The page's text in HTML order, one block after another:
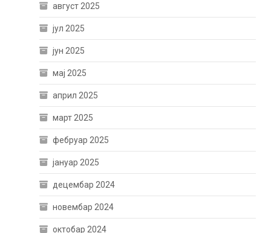
август 2025
јул 2025
јун 2025
мај 2025
април 2025
март 2025
фебруар 2025
јануар 2025
децембар 2024
новембар 2024
октобар 2024